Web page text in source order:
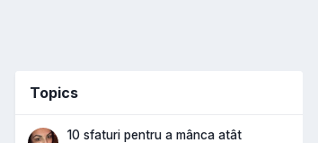
Topics
10 sfaturi pentru a mânca atât